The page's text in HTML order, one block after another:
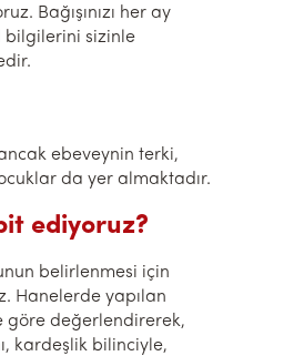
Bağışınızı her ay
bilgilerini sizinle
ebeveynin terki,
da yer almaktadır.
ediyoruz?
belirlenmesi için
Hanelerde yapılan
göre değerlendirerek,
kardeşlik bilinciyle,